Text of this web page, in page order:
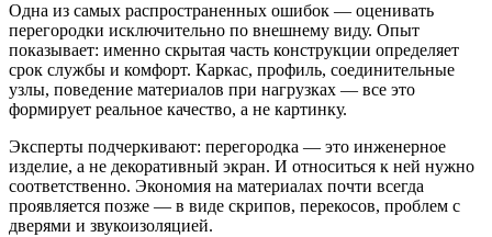
Одна из самых распространенных ошибок — оценивать
перегородки исключительно по внешнему виду. Опыт
показывает: именно скрытая часть конструкции определяет
срок службы и комфорт. Каркас, профиль, соединительные
узлы, поведение материалов при нагрузках — все это
формирует реальное качество, а не картинку.
Эксперты подчеркивают: перегородка — это инженерное
изделие, а не декоративный экран. И относиться к ней нужно
соответственно. Экономия на материалах почти всегда
проявляется позже — в виде скрипов, перекосов, проблем с
дверями и звукоизоляцией.